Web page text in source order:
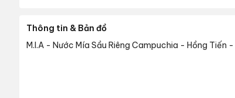
Thông tin & Bản đồ
M.I.A - Nước Mía Sầu Riêng Campuchia - Hồng Tiến -